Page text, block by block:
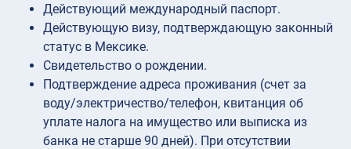
Действующий международный паспорт.
Действующую визу, подтверждающую законный
статус в Мексике.
Свидетельство о рождении.
Подтверждение адреса проживания (счет за
воду/электричество/телефон, квитанция об
уплате налога на имущество или выписка из
банка не старше 90 дней). При отсутствии